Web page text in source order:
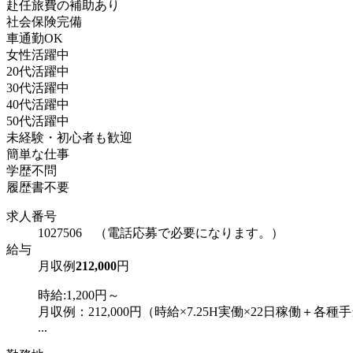
赴任旅費の補助あり
社会保険完備
車通勤OK
女性活躍中
20代活躍中
30代活躍中
40代活躍中
50代活躍中
未経験・初心者も歓迎
簡単な仕事
学歴不問
履歴書不要
求人番号
1027506 （電話応募で必要になります。）
給与
月収例212,000円
時給:1,200円～
月収例：212,000円（時給×7.25H実働×22日稼働＋各種
...